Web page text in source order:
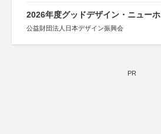
2026年度グッドデザイン・ニュー
公益財団法人日本デザイン振興会
PR